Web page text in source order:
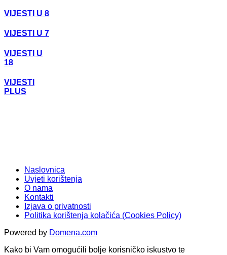
VIJESTI U 8
VIJESTI U 7
VIJESTI U
18
VIJESTI
PLUS
Naslovnica
Uvjeti korištenja
O nama
Kontakti
Izjava o privatnosti
Politika korištenja kolačića (Cookies Policy)
Powered by Domena.com
Kako bi Vam omogućili bolje korisničko iskustvo te